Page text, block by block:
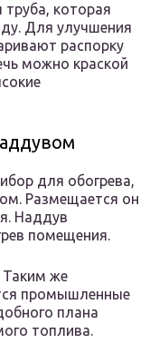
труба, которая
Для улучшения
распорку
можно краской
для обогрева,
Размещается он
Наддув
помещения.
Таким же
промышленные
плана
топлива.